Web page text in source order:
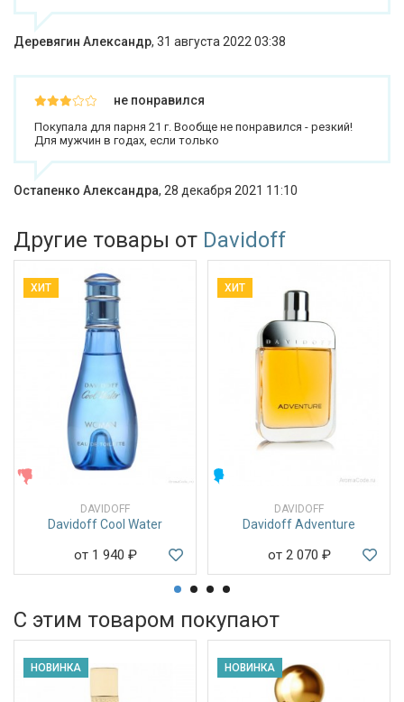
Деревягин Александр, 31 августа 2022 03:38
не понравился
Покупала для парня 21 г. Вообще не понравился - резкий!
Для мужчин в годах, если только
Остапенко Александра, 28 декабря 2021 11:10
Другие товары от Davidoff
ХИТ
DAVIDOFF
Davidoff Cool Water
от 1 940 ₽
ХИТ
DAVIDOFF
Davidoff Adventure
от 2 070 ₽
С этим товаром покупают
НОВИНКА НОВИНКА